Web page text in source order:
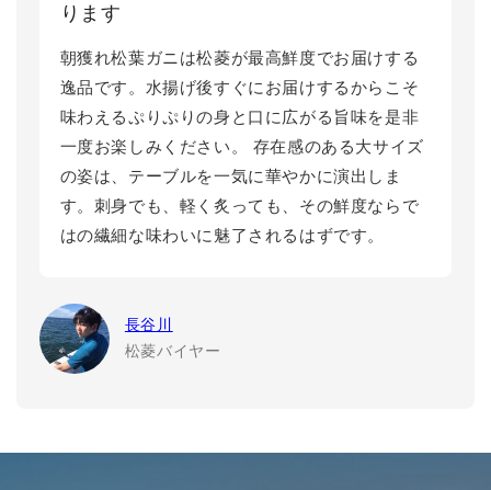
ります
朝獲れ松葉ガニは松菱が最高鮮度でお届けする
逸品です。水揚げ後すぐにお届けするからこそ
味わえるぷりぷりの身と口に広がる旨味を是非
一度お楽しみください。 存在感のある大サイズ
の姿は、テーブルを一気に華やかに演出しま
す。刺身でも、軽く炙っても、その鮮度ならで
はの繊細な味わいに魅了されるはずです。
長谷川
松菱バイヤー